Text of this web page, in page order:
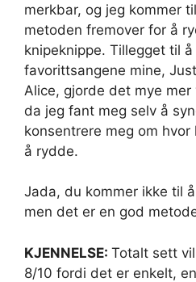
merkbar, og jeg kommer
metoden fremover for å
knipeknippe. Tillegget til
favorittsangene mine,
Alice, gjorde det mye
da jeg fant meg selv å
konsentrere meg om
å rydde.
Jada, du kommer ikke til
men det er en god
KJENNELSE: Totalt sett
8/10 fordi det er enkelt,